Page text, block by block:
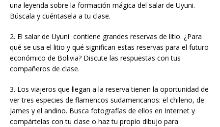
una leyenda sobre la formación mágica del salar de Uyuni.
Búscala y cuéntasela a tu clase.
2. El salar de Uyuni contiene grandes reservas de litio. ¿Para
qué se usa el litio y qué significan estas reservas para el futuro
económico de Bolivia? Discute las respuestas con tus
compañeros de clase.
3. Los viajeros que llegan a la reserva tienen la oportunidad de
ver tres especies de flamencos sudamericanos: el chileno, de
James y el andino. Busca fotografías de ellos en Internet y
compártelas con tu clase o haz tu propio dibujo para